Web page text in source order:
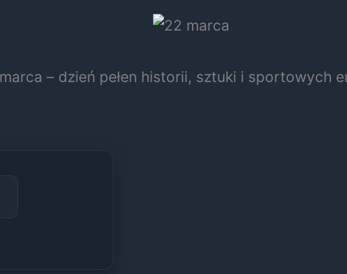
– dzień pełen historii, sztuki i sportowych